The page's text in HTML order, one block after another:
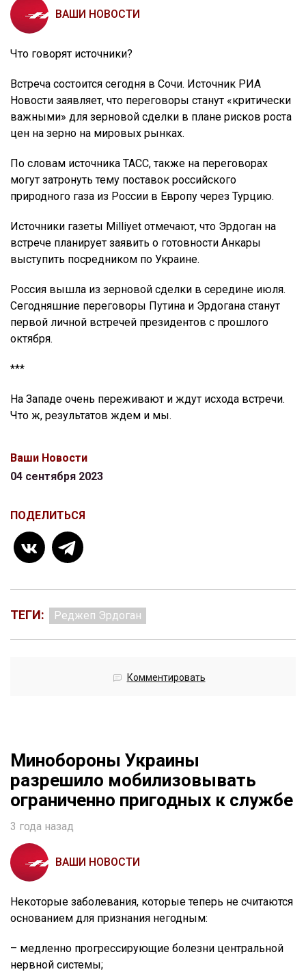
ВАШИ НОВОСТИ
Что говорят источники?
Встреча состоится сегодня в Сочи. Источник РИА
Новости заявляет, что переговоры станут «критически
важными» для зерновой сделки в плане рисков роста
цен на зерно на мировых рынках.
По словам источника ТАСС, также на переговорах
могут затронуть тему поставок российского
природного газа из России в Европу через Турцию.
Источники газеты Milliyet отмечают, что Эрдоган на
встрече планирует заявить о готовности Анкары
выступить посредником по Украине.
Россия вышла из зерновой сделки в середине июля.
Сегодняшние переговоры Путина и Эрдогана станут
первой личной встречей президентов с прошлого
октября.
***
На Западе очень переживают и ждут исхода встречи.
Что ж, результатов ждем и мы.
Ваши Новости
04 сентября 2023
ПОДЕЛИТЬСЯ
ТЕГИ: Реджеп Эрдоган
Комментировать
Минобороны Украины
разрешило мобилизовывать
ограниченно пригодных к службе
3 года назад
ВАШИ НОВОСТИ
Некоторые заболевания, которые теперь не считаются
основанием для признания негодным:
– медленно прогрессирующие болезни центральной
нервной системы;